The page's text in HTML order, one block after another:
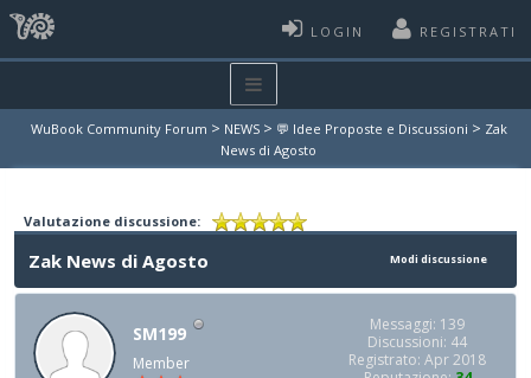
LOGIN REGISTRATI
WuBook Community Forum > NEWS > 💬 Idee Proposte e Discussioni > Zak
News di Agosto
Valutazione discussione:
Modi discussione
Zak News di Agosto
SM199
Member
Messaggi: 139
Discussioni: 44
Registrato: Apr 2018